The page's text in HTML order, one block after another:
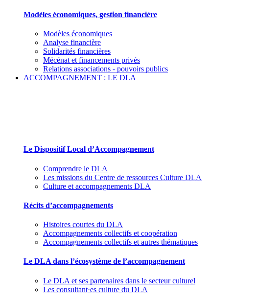
Modèles économiques, gestion financière
Modèles économiques
Analyse financière
Solidarités financières
Mécénat et financements privés
Relations associations - pouvoirs publics
ACCOMPAGNEMENT : LE DLA
Le Dispositif Local d’Accompagnement
Comprendre le DLA
Les missions du Centre de ressources Culture DLA
Culture et accompagnements DLA
Récits d’accompagnements
Histoires courtes du DLA
Accompagnements collectifs et coopération
Accompagnements collectifs et autres thématiques
Le DLA dans l’écosystème de l’accompagnement
Le DLA et ses partenaires dans le secteur culturel
Les consultant·es culture du DLA